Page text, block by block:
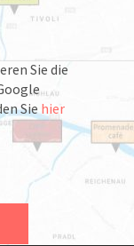
Sie die
Sie hier